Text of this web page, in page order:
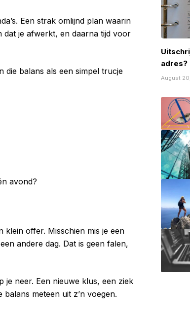
Een strak omlijnd plan waarin
dat je afwerkt, en daarna tijd voor
die balans als een simpel trucje
avond?
klein offer. Misschien mis je een
andere dag. Dat is geen falen,
neer. Een nieuwe klus, een ziek
meteen uit z’n voegen.
adres?
August